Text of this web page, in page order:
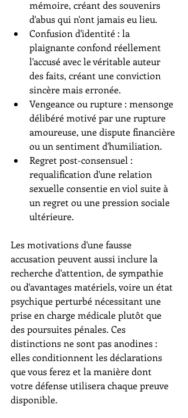
mémoire, créant des souvenirs
d'abus qui n'ont jamais eu lieu.
Confusion d'identité : la
plaignante confond réellement
l'accusé avec le véritable auteur
des faits, créant une conviction
sincère mais erronée.
Vengeance ou rupture : mensonge
délibéré motivé par une rupture
amoureuse, une dispute financière
ou un sentiment d'humiliation.
Regret post-consensuel :
requalification d'une relation
sexuelle consentie en viol suite à
un regret ou une pression sociale
ultérieure.
Les motivations d'une fausse
accusation peuvent aussi inclure la
recherche d'attention, de sympathie
ou d'avantages matériels, voire un état
psychique perturbé nécessitant une
prise en charge médicale plutôt que
des poursuites pénales. Ces
distinctions ne sont pas anodines :
elles conditionnent les déclarations
que vous ferez et la manière dont
votre défense utilisera chaque preuve
disponible.